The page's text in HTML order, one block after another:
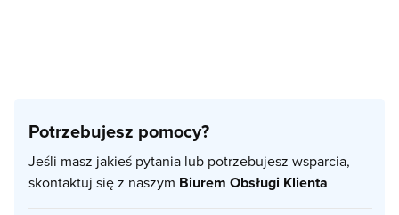
Potrzebujesz pomocy?
Jeśli masz jakieś pytania lub potrzebujesz wsparcia,
skontaktuj się z naszym Biurem Obsługi Klienta